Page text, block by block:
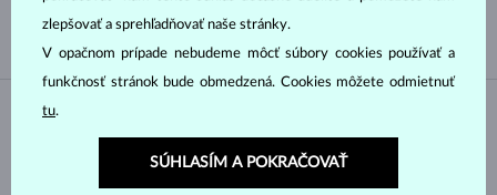
NA SKLADE
zlepšovať a sprehľadňovať naše stránky.
V opačnom prípade nebudeme môcť súbory cookies používať a
funkčnosť stránok bude obmedzená. Cookies môžete odmietnuť
tu.
SÚHLASÍM A POKRAČOVAŤ